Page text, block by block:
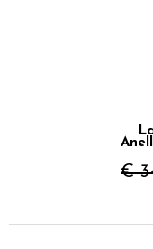
€